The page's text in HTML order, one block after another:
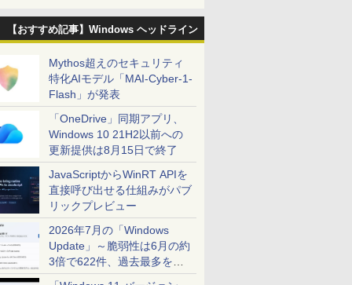
【おすすめ記事】Windows ヘッドライン
Mythos超えのセキュリティ
特化AIモデル「MAI-Cyber-1-
Flash」が発表
「OneDrive」同期アプリ、
Windows 10 21H2以前への
更新提供は8月15日で終了
JavaScriptからWinRT APIを
直接呼び出せる仕組みがパブ
リックプレビュー
2026年7月の「Windows
Update」～脆弱性は6月の約
3倍で622件、過去最多を大
幅に更新